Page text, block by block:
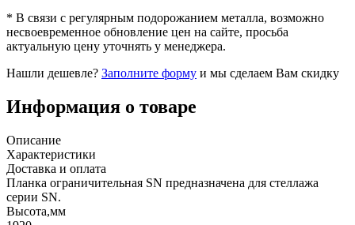
* В связи с регулярным подорожанием металла, возможно
несвоевременное обновление цен на сайте, просьба
актуальную цену уточнять у менеджера.
Нашли дешевле? Заполните форму и мы сделаем Вам скидку
Информация о товаре
Описание
Характеристики
Доставка и оплата
Планка ограничительная SN предназначена для стеллажа
серии SN.
Высота,мм